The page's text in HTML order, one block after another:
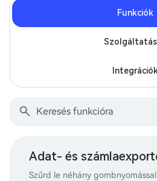
Funkciók
Integrációk
Adat- és
Szűrd le néhány